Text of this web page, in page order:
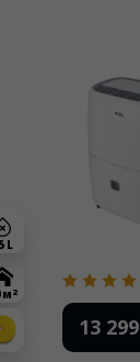
13 299
L
м 2